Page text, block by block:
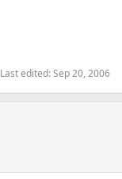
Last edited:Sep 20, 2006